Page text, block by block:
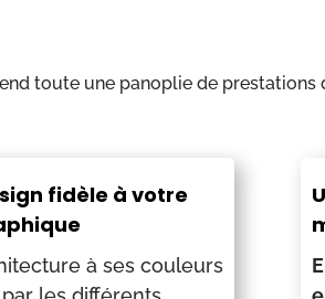
toute une panoplie de prestations
fidèle à votre
à ses couleurs